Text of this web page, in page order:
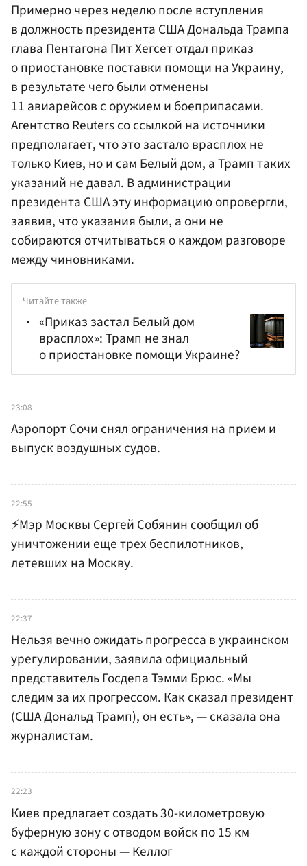
Примерно через неделю после вступления
в должность президента США Дональда Трампа
глава Пентагона Пит Хегсет отдал приказ
о приостановке поставки помощи на Украину,
в результате чего были отменены
11 авиарейсов с оружием и боеприпасами.
Агентство Reuters со ссылкой на источники
предполагает, что это застало врасплох не
только Киев, но и сам Белый дом, а Трамп таких
указаний не давал. В администрации
президента США эту информацию опровергли,
заявив, что указания были, а они не
собираются отчитываться о каждом разговоре
между чиновниками.
Читайте также
«Приказ застал Белый дом
врасплох»: Трамп не знал
о приостановке помощи Украине?
23:08
Аэропорт Сочи снял ограничения на прием и
выпуск воздушных судов.
22:55
⚡️Мэр Москвы Сергей Собянин сообщил об
уничтожении еще трех беспилотников,
летевших на Москву.
22:37
Нельзя вечно ожидать прогресса в украинском
урегулировании, заявила официальный
представитель Госдепа Тэмми Брюс. «Мы
следим за их прогрессом. Как сказал президент
(США Дональд Трамп), он есть», — сказала она
журналистам.
22:23
Киев предлагает создать 30-километровую
буферную зону с отводом войск по 15 км
с каждой стороны — Келлог